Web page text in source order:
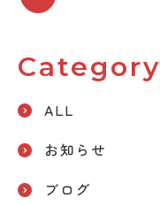
ペー
ジ
り
Category
ALL
お知らせ
ブログ